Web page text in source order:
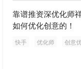
靠谱推资深优化师
如何优化创意的！
快手 优化师 创意